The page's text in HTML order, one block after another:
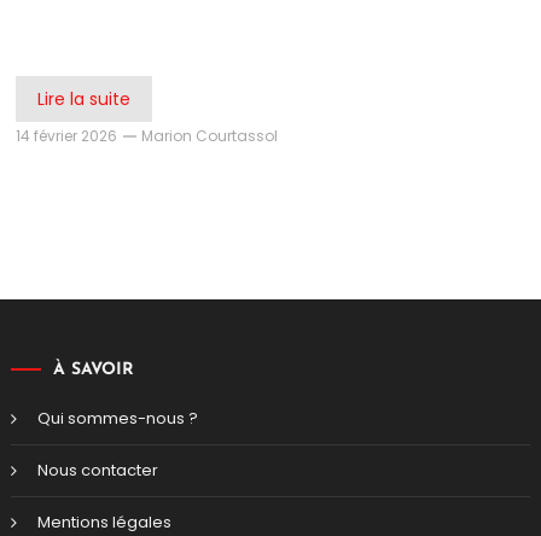
Lire la suite
14 février 2026 Marion Courtassol
À SAVOIR
Qui sommes-nous ?
Nous contacter
Mentions légales